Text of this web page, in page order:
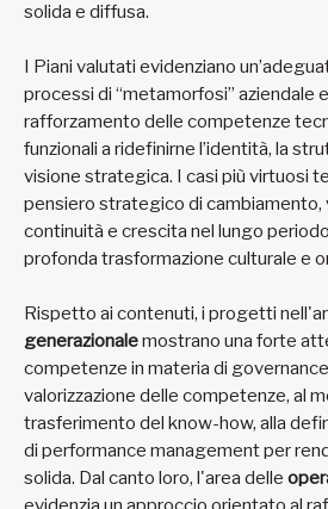
solida e diffusa.
I Piani valutati evidenziano
processi di “metamorfosi” aziendale
rafforzamento delle competenze
funzionali a ridefinirne l’identità, la
visione strategica. I casi più virtuosi
pensiero strategico di cambiamento,
continuità e crescita nel lungo
profonda trasformazione culturale e
Rispetto ai contenuti, i progetti
generazionalemostrano una forte
competenze in materia di
valorizzazione delle competenze, al
trasferimento del know-how, alla
di performance management per
solida. Dal canto loro, l'area delle